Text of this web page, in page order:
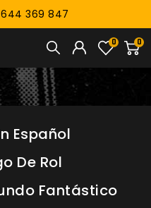
369 847
0
0
Español
De Rol
Fantástico